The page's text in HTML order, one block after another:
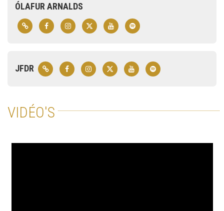
ÓLAFUR ARNALDS
JFDR
VIDÉO'S